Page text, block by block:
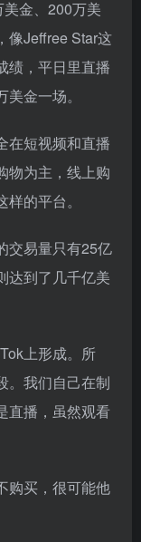
金、200万美
像Jeffree Star这
绩，平日里直播
金一场。
在短视频和直播
物为主，线上购
的平台。
交易量只有25亿
达到了几千亿美
上形成。所
。我们自己在制
直播，虽然观看
购买，很可能他